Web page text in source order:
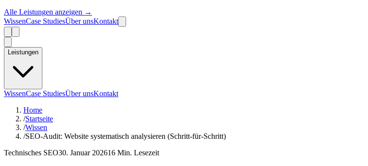
Alle Leistungen anzeigen →
WissenCase StudiesÜber unsKontakt
Leistungen
WissenCase StudiesÜber unsKontakt
Home
/Startseite
/Wissen
/SEO-Audit: Website systematisch analysieren (Schritt-für-Schritt)
Technisches SEO30. Januar 202616 Min. Lesezeit